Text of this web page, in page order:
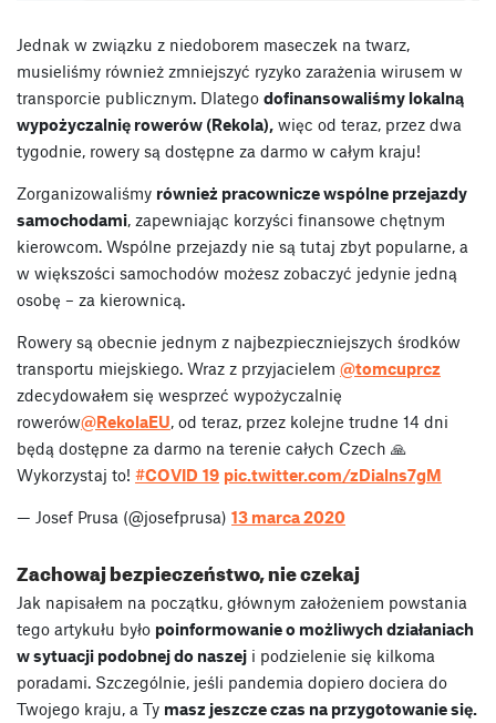
Jednak w związku z niedoborem maseczek na twarz,
musieliśmy również zmniejszyć ryzyko zarażenia wirusem w
transporcie publicznym. Dlatego dofinansowaliśmy lokalną
wypożyczalnię rowerów (Rekola), więc od teraz, przez dwa
tygodnie, rowery są dostępne za darmo w całym kraju!
Zorganizowaliśmy również pracownicze wspólne przejazdy
samochodami, zapewniając korzyści finansowe chętnym
kierowcom. Wspólne przejazdy nie są tutaj zbyt popularne, a
w większości samochodów możesz zobaczyć jedynie jedną
osobę – za kierownicą.
Rowery są obecnie jednym z najbezpieczniejszych środków
transportu miejskiego. Wraz z przyjacielem @tomcuprcz
zdecydowałem się wesprzeć wypożyczalnię
rowerów@RekolaEU, od teraz, przez kolejne trudne 14 dni
będą dostępne za darmo na terenie całych Czech 🙏
Wykorzystaj to! #COVID_19 pic.twitter.com/zDialns7gM
— Josef Prusa (@josefprusa) 13 marca 2020
Zachowaj bezpieczeństwo, nie czekaj
Jak napisałem na początku, głównym założeniem powstania
tego artykułu było poinformowanie o możliwych działaniach
w sytuacji podobnej do naszej i podzielenie się kilkoma
poradami. Szczególnie, jeśli pandemia dopiero dociera do
Twojego kraju, a Ty masz jeszcze czas na przygotowanie się.